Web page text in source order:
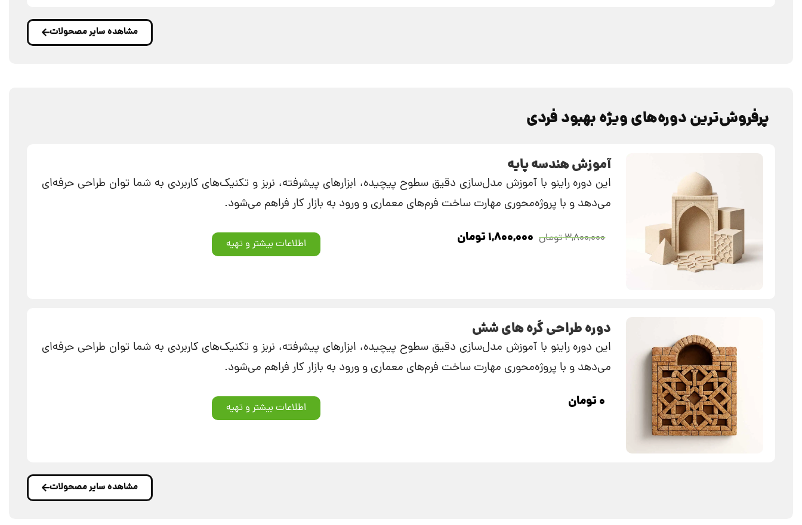
مشاهده سایر مصحولات
پرفروش‌ترین دوره‌‌های ویژه بهبود فردی
آموزش هندسه پایه
این دوره راینو با آموزش مدل‌سازی دقیق سطوح پیچیده، ابزارهای پیشرفته، نربز و تکنیک‌های کاربردی به شما توان طراحی حرفه‌ای
می‌دهد و با پروژه‌محوری مهارت ساخت فرم‌های معماری و ورود به بازار کار فراهم می‌شود.
۳,۸۰۰,۰۰۰تومان ۱,۸۰۰,۰۰۰تومان اطلاعات بیشتر و تهیه
دوره طراحی گره های شش
این دوره راینو با آموزش مدل‌سازی دقیق سطوح پیچیده، ابزارهای پیشرفته، نربز و تکنیک‌های کاربردی به شما توان طراحی حرفه‌ای
می‌دهد و با پروژه‌محوری مهارت ساخت فرم‌های معماری و ورود به بازار کار فراهم می‌شود.
۰تومان اطلاعات بیشتر و تهیه
مشاهده سایر مصحولات